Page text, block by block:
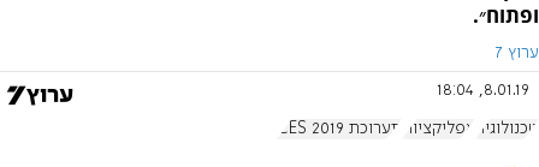
ופתוח״.
ערוץ 7
8.01.19, 18:04
טכנולוגיה אפליקציות תערוכת CES 2019